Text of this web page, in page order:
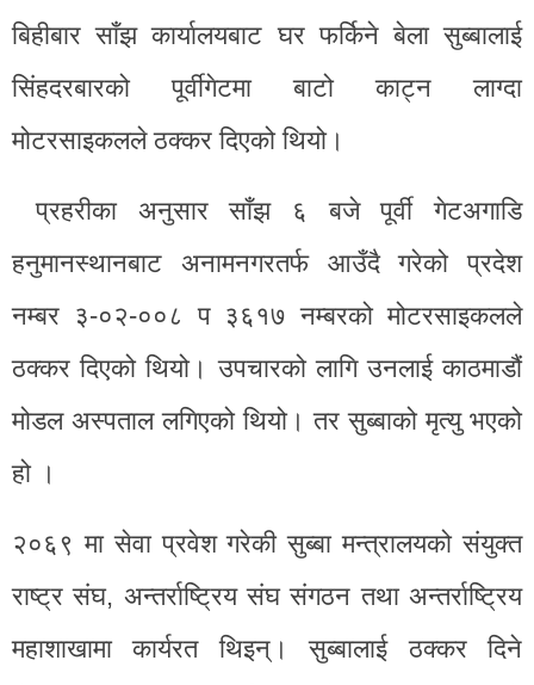
बिहीबार साँझ कार्यालयबाट घर फर्किने बेला सुब्बालाई
सिंहदरबारको पूर्वीगेटमा बाटो काट्न लाग्दा
मोटरसाइकलले ठक्कर दिएको थियो।
प्रहरीका अनुसार साँझ ६ बजे पूर्वी गेटअगाडि
हनुमानस्थानबाट अनामनगरतर्फ आउँदै गरेको प्रदेश
नम्बर ३-०२-००८ प ३६१७ नम्बरको मोटरसाइकलले
ठक्कर दिएको थियो। उपचारको लागि उनलाई काठमाडौं
मोडल अस्पताल लगिएको थियो। तर सुब्बाको मृत्यु भएको
हो ।
२०६९ मा सेवा प्रवेश गरेकी सुब्बा मन्त्रालयको संयुक्त
राष्ट्र संघ, अन्तर्राष्ट्रिय संघ संगठन तथा अन्तर्राष्ट्रिय
महाशाखामा कार्यरत थिइन्। सुब्बालाई ठक्कर दिने